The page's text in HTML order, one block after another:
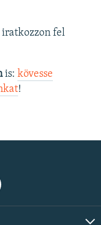
fel
is: kövesse
! ​